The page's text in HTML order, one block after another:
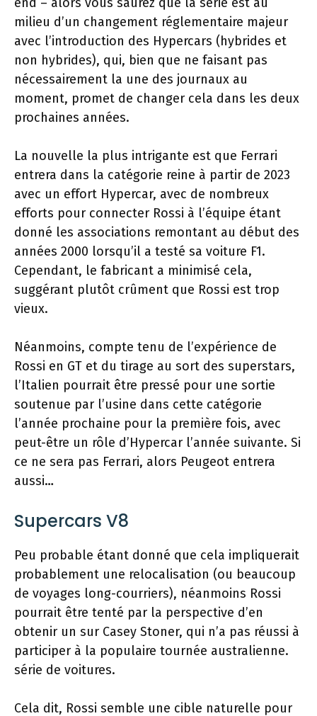
milieu d’un changement réglementaire majeur
avec l’introduction des Hypercars (hybrides et
non hybrides), qui, bien que ne faisant pas
nécessairement la une des journaux au
moment, promet de changer cela dans les deux
prochaines années.
La nouvelle la plus intrigante est que Ferrari
entrera dans la catégorie reine à partir de 2023
avec un effort Hypercar, avec de nombreux
efforts pour connecter Rossi à l’équipe étant
donné les associations remontant au début des
années 2000 lorsqu’il a testé sa voiture F1.
Cependant, le fabricant a minimisé cela,
suggérant plutôt crûment que Rossi est trop
vieux.
Néanmoins, compte tenu de l’expérience de
Rossi en GT et du tirage au sort des superstars,
l’Italien pourrait être pressé pour une sortie
soutenue par l’usine dans cette catégorie
l’année prochaine pour la première fois, avec
peut-être un rôle d’Hypercar l’année suivante. Si
ce ne sera pas Ferrari, alors Peugeot entrera
aussi…
Supercars V8
Peu probable étant donné que cela impliquerait
probablement une relocalisation (ou beaucoup
de voyages long-courriers), néanmoins Rossi
pourrait être tenté par la perspective d’en
obtenir un sur Casey Stoner, qui n’a pas réussi à
participer à la populaire tournée australienne.
série de voitures.
Cela dit, Rossi semble une cible naturelle pour